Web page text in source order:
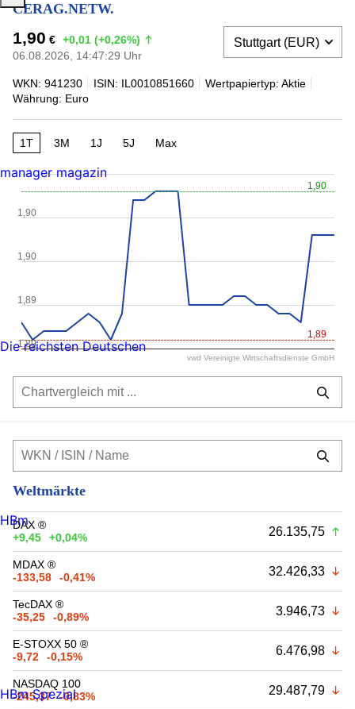
CERAG.NETW.
1,90 € +0,01 (+0,26%)
06.08.2026, 14:47:29 Uhr
WKN: 941230 ISIN: IL0010851660
Wertpapiertyp: Aktie
Währung: Euro
1T 3M 1J 5J Max
1,90
1,89
1,89
1,89
1,90
1,90
vwd Vereinigte Wirtschaftsdienste GmbH
Weltmärkte
DAX ®
+9,45
+0,04% 26.135,75
MDAX ®
-133,58
-0,41% 32.426,33
TecDAX ®
-35,25
-0,89% 3.946,73
E-STOXX 50 ®
-9,72
-0,15% 6.476,98
NASDAQ 100
-245,37
-0,83% 29.487,79
manager magazin
Die reichsten Deutschen
HBm
HBm Spezial